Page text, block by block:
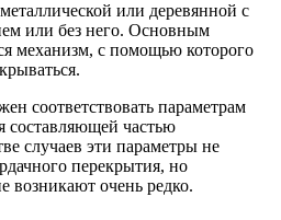
или деревянной с
или без него. Основным
механизм, с помощью которого
соответствовать параметрам
составляющей частью
случаев эти параметры не
перекрытия, но
возникают очень редко.